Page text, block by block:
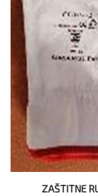
ZAŠTITNE